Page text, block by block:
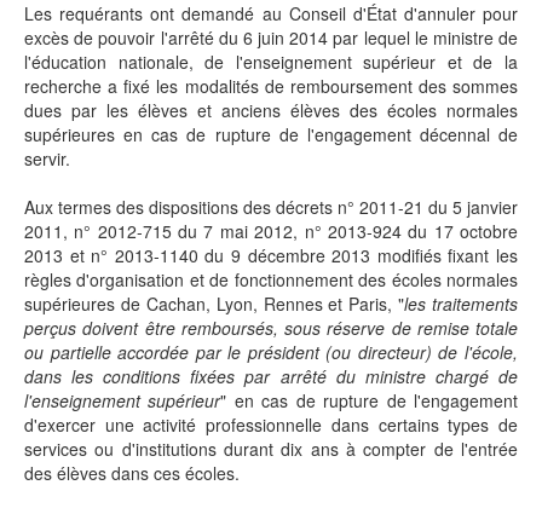
Les requérants ont demandé au Conseil d'État d'annuler pour
excès de pouvoir l'arrêté du 6 juin 2014 par lequel le ministre de
l'éducation nationale, de l'enseignement supérieur et de la
recherche a fixé les modalités de remboursement des sommes
dues par les élèves et anciens élèves des écoles normales
supérieures en cas de rupture de l'engagement décennal de
servir.
Aux termes des dispositions des décrets n° 2011-21 du 5 janvier
2011, n° 2012-715 du 7 mai 2012, n° 2013-924 du 17 octobre
2013 et n° 2013-1140 du 9 décembre 2013 modifiés fixant les
règles d'organisation et de fonctionnement des écoles normales
supérieures de Cachan, Lyon, Rennes et Paris, "les traitements
perçus doivent être remboursés, sous réserve de remise totale
ou partielle accordée par le président (ou directeur) de l'école,
dans les conditions fixées par arrêté du ministre chargé de
l'enseignement supérieur" en cas de rupture de l'engagement
d'exercer une activité professionnelle dans certains types de
services ou d'institutions durant dix ans à compter de l'entrée
des élèves dans ces écoles.